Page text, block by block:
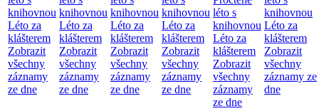
knihovnou
Léto za
klášterem
Zobrazit
všechny
záznamy
ze dne
knihovnou
Léto za
klášterem
Zobrazit
všechny
záznamy
ze dne
knihovnou
Léto za
klášterem
Zobrazit
všechny
záznamy
ze dne
knihovnou
Léto za
klášterem
Zobrazit
všechny
záznamy
ze dne
léto s
knihovnou
Léto za
klášterem
Zobrazit
všechny
záznamy
ze dne
knihovnou
Léto za
klášterem
Zobrazit
všechny
záznamy ze
dne